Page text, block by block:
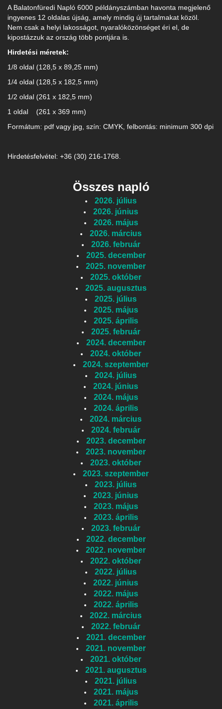
A Balatonfüredi Napló 6000 példányszámban havonta megjelenő
ingyenes 12 oldalas újság, amely mindig új tartalmakat közöl.
Nem csak a helyi lakosságot, nyaralóközönséget éri el, de
kipostázzuk az ország több pontjára is.
Hirdetési méretek:
1/8 oldal (128,5 x 89,25 mm)
1/4 oldal (128,5 x 182,5 mm)
1/2 oldal (261 x 182,5 mm)
1 oldal (261 x 369 mm)
Formátum: pdf vagy jpg, szín: CMYK, felbontás: minimum 300 dpi
Hirdetésfelvétel: +36 (30) 216-1768.
Összes napló
2026. július
2026. június
2026. május
2026. március
2026. február
2025. december
2025. november
2025. október
2025. augusztus
2025. július
2025. május
2025. április
2025. február
2024. december
2024. október
2024. szeptember
2024. július
2024. június
2024. május
2024. április
2024. március
2024. február
2023. december
2023. november
2023. október
2023. szeptember
2023. július
2023. június
2023. május
2023. április
2023. február
2022. december
2022. november
2022. október
2022. július
2022. június
2022. május
2022. április
2022. március
2022. február
2021. december
2021. november
2021. október
2021. augusztus
2021. július
2021. május
2021. április